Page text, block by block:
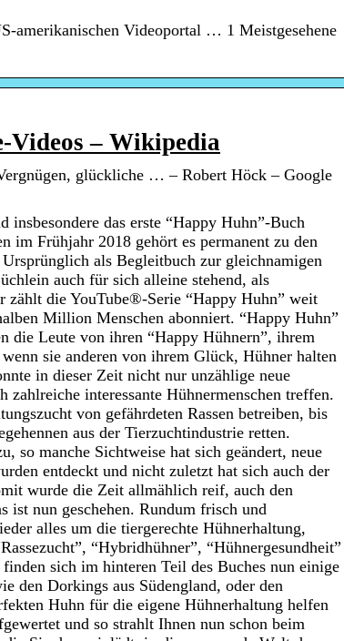
amerikanischen Videoportal … 1 Meistgesehene
Videos – Wikipedia
glückliche … – Robert Höck – Google
das erste “Happy Huhn”-Buch
im Frühjahr 2018 gehört es permanent zu den
als Begleitbuch zur gleichnamigen
auch für sich alleine stehend, als
zählt die YouTube®-Serie “Happy Huhn” weit
Million Menschen abonniert. “Happy Huhn”
die Leute von ihren “Happy Hühnern”, ihrem
sie anderen von ihrem Glück, Hühner halten
in dieser Zeit nicht nur unzählige neue
zahlreiche interessante Hühnermenschen treffen.
von gefährdeten Rassen betreiben, bis
aus der Tierzuchtindustrie retten.
so manche Sichtweise hat sich geändert, neue
entdeckt und nicht zuletzt hat sich auch der
wurde die Zeit allmählich reif, auch den
ist nun geschehen. Rundum frisch und
alles um die tiergerechte Hühnerhaltung,
“Hybridhühner”, “Hühnergesundheit”
sich im hinteren Teil des Buches nun einige
den Dorkings aus Südengland, oder den
Huhn für die eigene Hühnerhaltung helfen
und so strahlt Ihnen nun schon beim